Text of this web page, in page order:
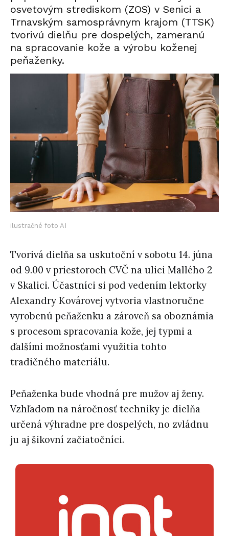
osvetovým strediskom (ZOS) v Senici a
Trnavským samosprávnym krajom (TTSK)
tvorivú dielňu pre dospelých, zameranú
na spracovanie kože a výrobu koženej
peňaženky.
ilustračné foto AI
Tvorivá dielňa sa uskutoční v sobotu 14. júna
od 9.00 v priestoroch CVČ na ulici Mallého 2
v Skalici. Účastníci si pod vedením lektorky
Alexandry Kovárovej vytvoria vlastnoručne
vyrobenú peňaženku a zároveň sa oboznámia
s procesom spracovania kože, jej typmi a
ďalšími možnosťami využitia tohto
tradičného materiálu.
Peňaženka bude vhodná pre mužov aj ženy.
Vzhľadom na náročnosť techniky je dielňa
určená výhradne pre dospelých, no zvládnu
ju aj šikovní začiatočníci.